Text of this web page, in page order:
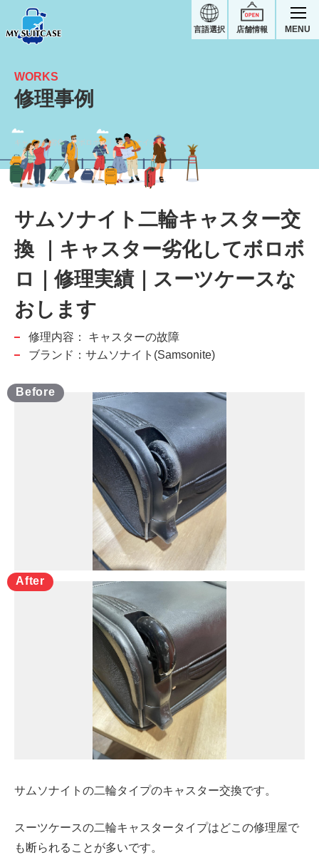
店舗情報
言語選択 MENU
キャスター劣化してボロボロ｜サムソナイトスーツケース修理実績
WORKS
修理事例
サムソナイト二輪キャスター交
換 ｜キャスター劣化してボロボ
ロ｜修理実績｜スーツケースな
おします
修理内容：
キャスターの故障
ブランド：サムソナイト(Samsonite)
サムソナイトの二輪タイプのキャスター交換です。
スーツケースの二輪キャスタータイプはどこの修理屋で
も断られることが多いです。